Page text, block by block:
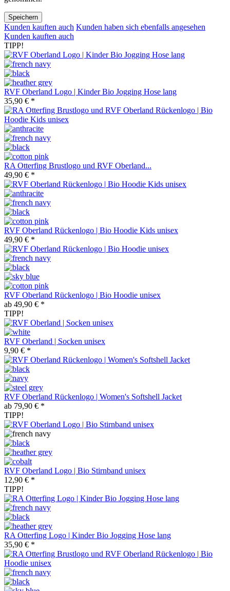
Speichern
Kunden kauften auch Kunden haben sich ebenfalls angesehen
Kunden kauften auch
TIPP!
RVF Oberland Logo | Kinder Bio Jogging Hose lang
35,90 € *
RA Otterfing Brustlogo und RVF Oberland...
49,90 € *
RVF Oberland Rückenlogo | Bio Hoodie Kids unisex
49,90 € *
RVF Oberland Rückenlogo | Bio Hoodie unisex
ab 49,90 € *
TIPP!
RVF Oberland | Socken unisex
9,90 € *
RVF Oberland Rückenlogo | Women's Softshell Jacket
ab 79,90 € *
TIPP!
RVF Oberland Logo | Bio Stirnband unisex
12,90 € *
TIPP!
RA Otterfing Logo | Kinder Bio Jogging Hose lang
35,90 € *